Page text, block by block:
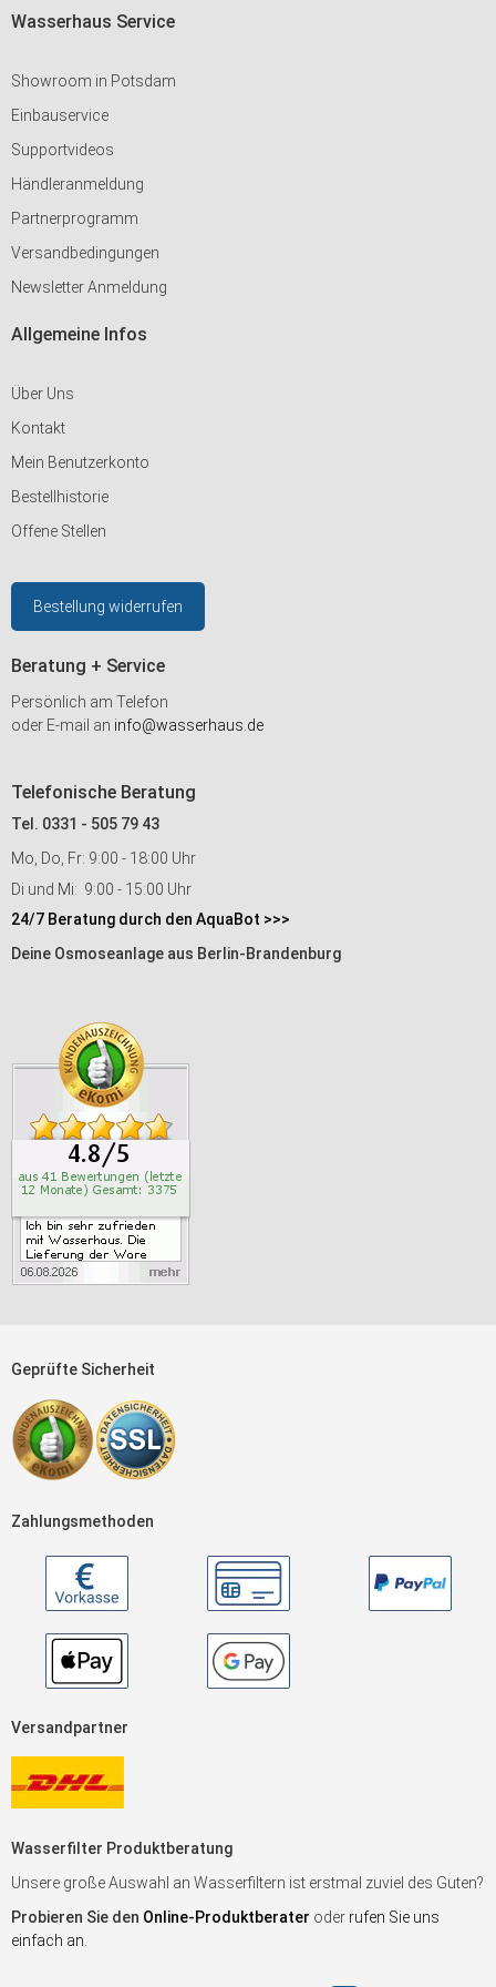
Wasserhaus Service
Showroom in Potsdam
Einbauservice
Supportvideos
Händleranmeldung
Partnerprogramm
Versandbedingungen
Newsletter Anmeldung
Allgemeine Infos
Über Uns
Kontakt
Mein Benutzerkonto
Bestellhistorie
Offene Stellen
Bestellung widerrufen
Beratung + Service
Persönlich am Telefon
oder E-mail an info@wasserhaus.de
Telefonische Beratung
Tel. 0331 - 505 79 43
Mo, Do, Fr: 9:00 - 18:00 Uhr
Di und Mi: 9:00 - 15:00 Uhr
24/7 Beratung durch den AquaBot >>>
Deine Osmoseanlage aus Berlin-Brandenburg
Geprüfte Sicherheit
Zahlungsmethoden
Versandpartner
Wasserfilter Produktberatung
Unsere große Auswahl an Wasserfiltern ist erstmal zuviel des Guten?
Probieren Sie den Online-Produktberater oder rufen Sie uns
einfach an